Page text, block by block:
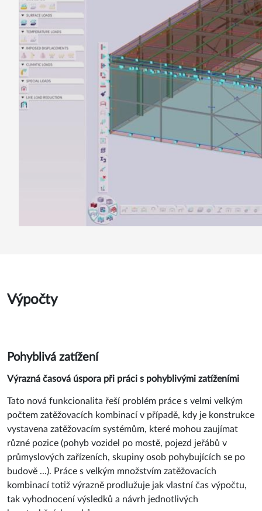
Výpočty
Pohyblivá zatížení
Výrazná časová úspora při práci s pohyblivými zatíženími
Tato nová funkcionalita řeší problém práce s velmi velkým
počtem zatěžovacích kombinací v případě, kdy je konstrukce
vystavena zatěžovacím systémům, které mohou zaujímat
různé pozice (pohyb vozidel po mostě, pojezd jeřábů v
průmyslových zařízeních, skupiny osob pohybujících se po
budově ...). Práce s velkým množstvím zatěžovacích
kombinací totiž výrazně prodlužuje jak vlastní čas výpočtu,
tak vyhodnocení výsledků a návrh jednotlivých